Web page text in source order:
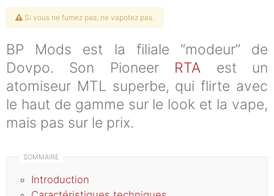
Si vous ne fumez pas, ne vapotez pas.
BP Mods est la filiale “modeur” de
Dovpo. Son Pioneer RTA est un
atomiseur MTL superbe, qui flirte avec
le haut de gamme sur le look et la vape,
mais pas sur le prix.
Introduction